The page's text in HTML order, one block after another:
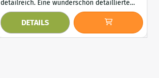
detailreich. Eine wunderschön detaillierte
Statue eines röhrenden Hirschen, aus braun
lackiertem Gusseisen. Das kraftvolle Design
und die naturgetreuen Details machen diese
DETAILS